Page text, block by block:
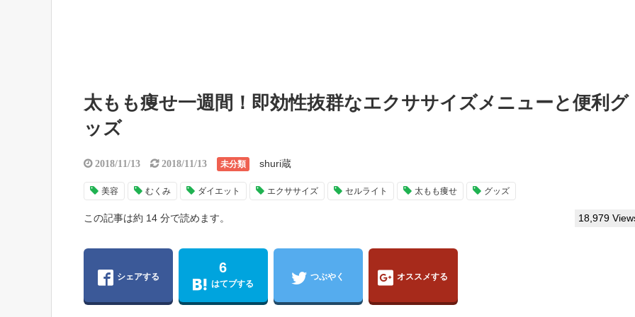
太もも痩せ一週間！即効性抜群なエクササイズメニューと便利グ
ッズ
2018/11/13 2018/11/13 未分類 shuri蔵
美容 むくみ ダイエット エクササイズ セルライト 太もも痩せ グッズ
この記事は約 14 分で読めます。 18,979
シェアする
6
はてブする
つぶやく オススメする